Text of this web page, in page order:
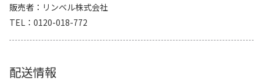
販売者
リンベル株式会社
TEL
0120-018-772
配送情報